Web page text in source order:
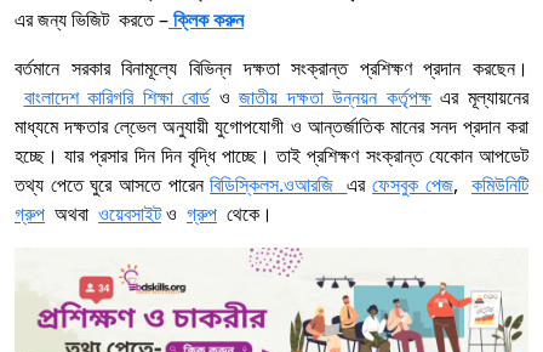
এর জন্য ভিজিট করতে –ক্লিক করুন
বর্তমানে সরকার বিনামূল্যে বিভিন্ন দক্ষতা সংক্রান্ত প্রশিক্ষণ প্রদান করছেন।
বাংলাদেশ কারিগরি শিক্ষা বোর্ডওজাতীয় দক্ষতা উন্নয়ন কর্তৃপক্ষএর মূল্যায়নের
মাধ্যমে দক্ষতার লে্ভেল অনুযায়ী যুগোপযোগী ও আন্তর্জাতিক মানের সনদ প্রদান করা
হচ্ছে। যার প্রসার দিন দিন বৃদ্ধি পাচ্ছে। তাই প্রশিক্ষণ সংক্রান্ত যেকোন আপডেট
তথ্য পেতে ঘুরে আসতে পারেনবিডিস্কিলস.ওআরজিএরফেসবুক পেজ,কমিউনিটি
গ্রুপ অথবা ওয়েবসাইটও গ্রুপ থেকে।